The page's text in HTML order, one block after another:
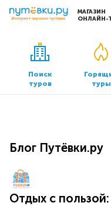
МАГАЗИН
ОНЛАЙН-
Сервисы
Бронирование отелей
Трансфер
Офисы продаж
Поиск
туров
туры
Блог Путёвки.ру
Отдых с